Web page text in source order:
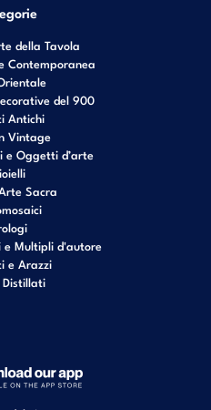
della Tavola
Contemporanea
del 900
Antichi
Vintage
e Oggetti d’arte
Sacra
e Multipli d'autore
e Arazzi